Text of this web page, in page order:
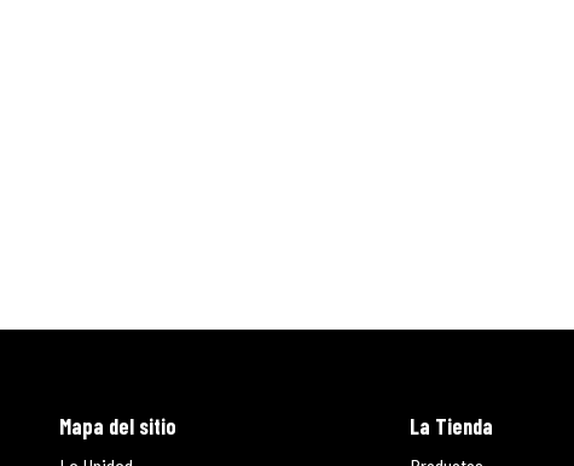
Mapa del sitio
La Tienda